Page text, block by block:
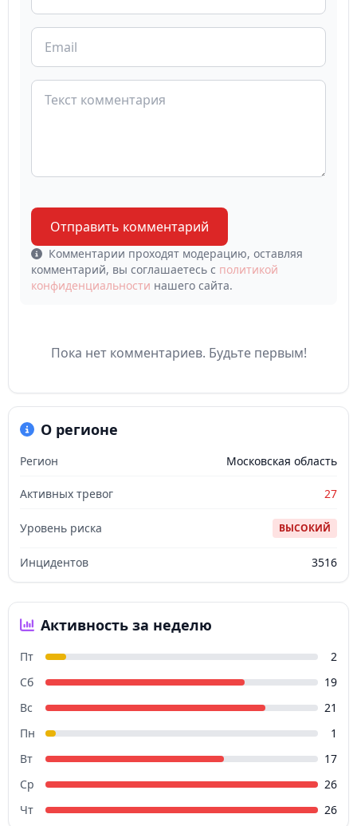
Отправить комментарий
Комментарии проходят модерацию, оставляя
комментарий, вы соглашаетесь с политикой
конфиденциальности нашего сайта.
Пока нет комментариев. Будьте первым!
О регионе
Регион Московская область
Активных тревог 27
Уровень риска ВЫСОКИЙ
Инцидентов 3516
Активность за неделю
Пт
2
Сб
19
Вс
21
Пн
1
Вт
17
Ср
26
Чт
26